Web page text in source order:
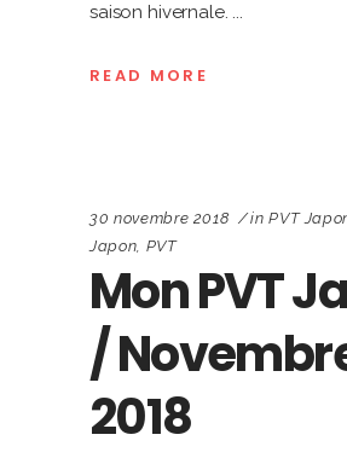
saison hivernale.
READ MORE
30 novembre 2018 in PVT
Japon PVT
Mon PVT
/
2018